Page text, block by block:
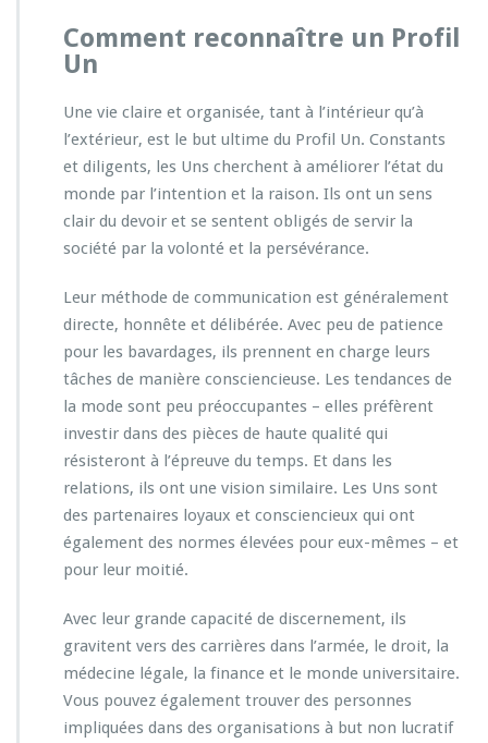
Comment reconnaître un Profil
Un
Une vie claire et organisée, tant à l’intérieur qu’à
l’extérieur, est le but ultime du Profil Un. Constants
et diligents, les Uns cherchent à améliorer l’état du
monde par l’intention et la raison. Ils ont un sens
clair du devoir et se sentent obligés de servir la
société par la volonté et la persévérance.
Leur méthode de communication est généralement
directe, honnête et délibérée. Avec peu de patience
pour les bavardages, ils prennent en charge leurs
tâches de manière consciencieuse. Les tendances de
la mode sont peu préoccupantes – elles préfèrent
investir dans des pièces de haute qualité qui
résisteront à l’épreuve du temps. Et dans les
relations, ils ont une vision similaire. Les Uns sont
des partenaires loyaux et consciencieux qui ont
également des normes élevées pour eux-mêmes – et
pour leur moitié.
Avec leur grande capacité de discernement, ils
gravitent vers des carrières dans l’armée, le droit, la
médecine légale, la finance et le monde universitaire.
Vous pouvez également trouver des personnes
impliquées dans des organisations à but non lucratif